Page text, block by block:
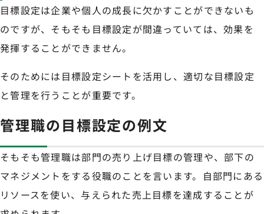
目標設定は企業や個人の成長に欠かすことができないも
のですが、そもそも目標設定が間違っていては、効果を
発揮することができません。
そのためには目標設定シートを活用し、適切な目標設定
と管理を行うことが重要です。
管理職の目標設定の例文
そもそも管理職は部門の売り上げ目標の管理や、部下の
マネジメントをする役職のことを言います。自部門にある
リソースを使い、与えられた売上目標を達成することが